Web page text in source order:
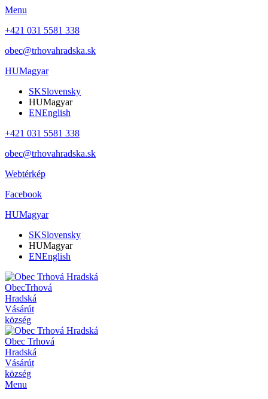
Menu
+421 031 5581 338
obec@trhovahradska.sk
HUMagyar
SKSlovensky
HUMagyar
ENEnglish
+421 031 5581 338
obec@trhovahradska.sk
Webtérkép
Facebook
HUMagyar
SKSlovensky
HUMagyar
ENEnglish
ObecTrhová
Hradská
Vásárút
község
Obec Trhová
Hradská
Vásárút
község
Menu